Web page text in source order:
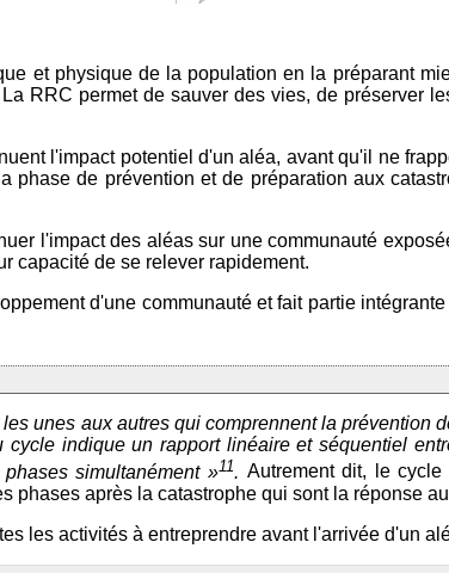
et physique de la population en la préparant
RRC permet de sauver des vies, de préserver
l'impact potentiel d'un aléa, avant qu'il ne
de prévention et de préparation aux
l'impact des aléas sur une communauté
capacité de se relever rapidement.
d'une communauté et fait partie
unes aux autres qui comprennent la prévention
indique un rapport linéaire et séquentiel
simultanément »11. Autrement dit, le
après la catastrophe qui sont la réponse
les activités à entreprendre avant l'arrivée d'un